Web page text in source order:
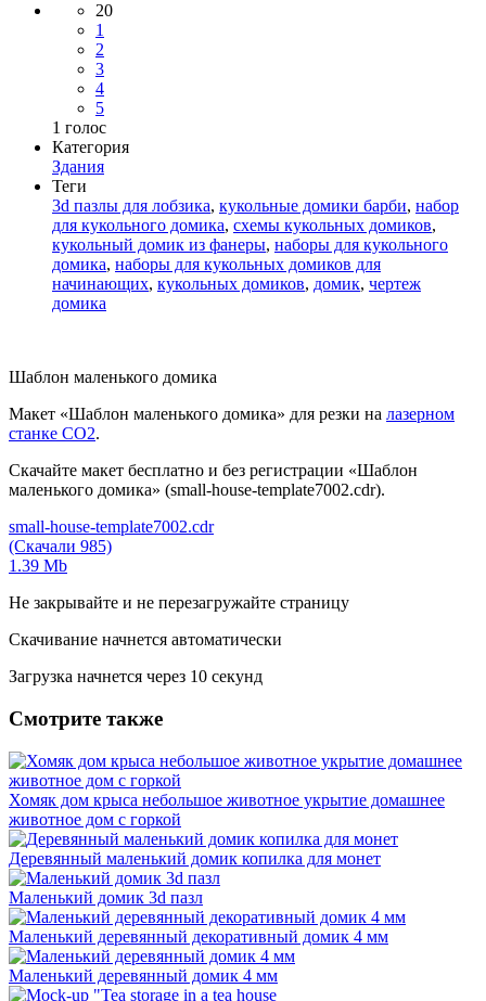
20
1
2
3
4
5
1 голос
Категория
Здания
Теги
3d пазлы для лобзика, кукольные домики барби, набор
для кукольного домика, схемы кукольных домиков,
кукольный домик из фанеры, наборы для кукольного
домика, наборы для кукольных домиков для
начинающих, кукольных домиков, домик, чертеж
домика
Шаблон маленького домика
Макет «Шаблон маленького домика» для резки на лазерном
станке СО2.
Скачайте макет бесплатно и без регистрации «Шаблон
маленького домика» (small-house-template7002.cdr).
small-house-template7002.cdr
(Скачали 985)
1.39 Mb
Не закрывайте и не перезагружайте страницу
Скачивание начнется автоматически
Загрузка начнется через 10 секунд
Смотрите также
Хомяк дом крыса небольшое животное укрытие домашнее
животное дом с горкой
Деревянный маленький домик копилка для монет
Маленький домик 3d пазл
Маленький деревянный декоративный домик 4 мм
Маленький деревянный домик 4 мм